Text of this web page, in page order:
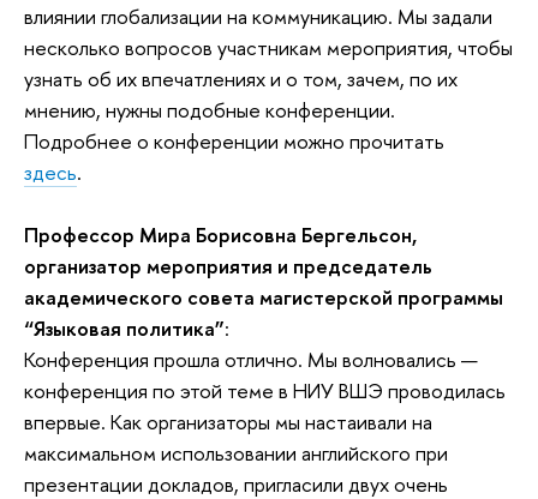
влиянии глобализации на коммуникацию. Мы задали
несколько вопросов участникам мероприятия, чтобы
узнать об их впечатлениях и о том, зачем, по их
мнению, нужны подобные конференции.
Подробнее о конференции можно прочитать
здесь.
Профессор Мира Борисовна Бергельсон,
организатор мероприятия и председатель
академического совета магистерской программы
“Языковая политика”:
Конференция прошла отлично. Мы волновались —
конференция по этой теме в НИУ ВШЭ проводилась
впервые. Как организаторы мы настаивали на
максимальном использовании английского при
презентации докладов, пригласили двух очень